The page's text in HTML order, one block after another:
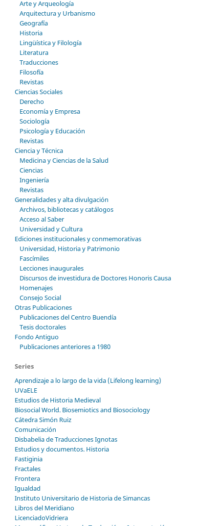
Arte y Arqueología
Arquitectura y Urbanismo
Geografía
Historia
Lingüística y Filología
Literatura
Traducciones
Filosofía
Revistas
Ciencias Sociales
Derecho
Economía y Empresa
Sociología
Psicología y Educación
Revistas
Ciencia y Técnica
Medicina y Ciencias de la Salud
Ciencias
Ingeniería
Revistas
Generalidades y alta divulgación
Archivos, bibliotecas y catálogos
Acceso al Saber
Universidad y Cultura
Ediciones institucionales y conmemorativas
Universidad, Historia y Patrimonio
Fascímiles
Lecciones inaugurales
Discursos de investidura de Doctores Honoris Causa
Homenajes
Consejo Social
Otras Publicaciones
Publicaciones del Centro Buendía
Tesis doctorales
Fondo Antiguo
Publicaciones anteriores a 1980
Series
Aprendizaje a lo largo de la vida (Lifelong learning)
UVaELE
Estudios de Historia Medieval
Biosocial World. Biosemiotics and Biosociology
Cátedra Simón Ruiz
Comunicación
Disbabelia de Traducciones Ignotas
Estudios y documentos. Historia
Fastiginia
Fractales
Frontera
Igualdad
Instituto Universitario de Historia de Simancas
Libros del Meridiano
LicenciadoVidriera